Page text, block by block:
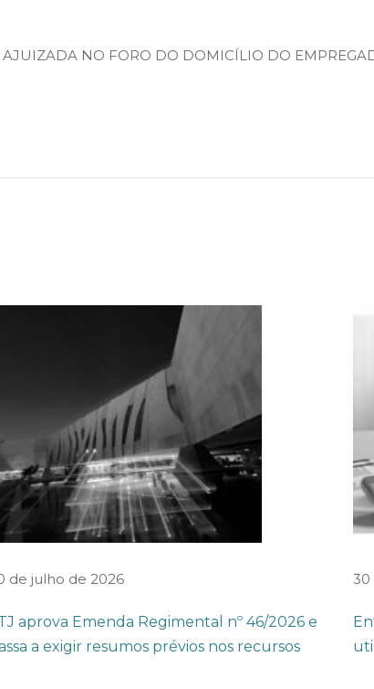
NO FORO DO DOMICÍLIO DO
de julho de 2026
aprova Emenda Regimental nº 46/2026 e
a exigir resumos prévios nos recursos
30